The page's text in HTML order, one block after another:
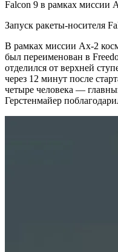
Запуск ракеты-носителя
В рамках миссии Ax-2
был переименован в
отделился от верхней
через 12 минут после
четыре человека —
Герстенмайер